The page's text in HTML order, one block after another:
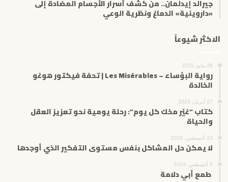
جيرالد إيدلمان.. من كشف أسرار الأجسام المضادة إلى
«داروينية» الدماغ ونظرية الوعي
الاكثر شيوعاً
26 مايو، 2025
رواية البؤساء – Les Misérables | تحفة فيكتور هوغو
الخالدة
27 أبريل، 2025
كتاب “غيّر مخك كل يوم”: رحلة يومية نحو تعزيز العقل
والحياة
23 أغسطس، 2025
لا يمكن حل المشاكل بنفس مستوى التفكير الذي أوجدها
5 أغسطس، 2024
طمع أبي دلامة